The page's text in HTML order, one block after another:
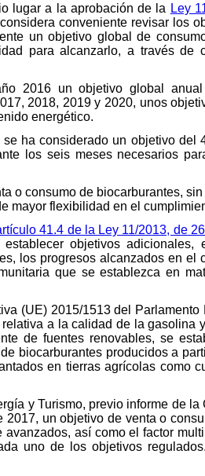
lugar a la aprobación de la Ley
conveniente revisar los
un objetivo global de
para alcanzarlo, a través de
2016 un objetivo global
2018, 2019 y 2020, unos
energético.
ha considerado un objetivo del
los seis meses necesarios
o consumo de biocarburantes,
mayor flexibilidad en el
41.4 de la Ley 11/2013, de
objetivos
los progresos alcanzados en el
que se establezca en
(UE) 2015/1513 del
relativa a la calidad de la gasolina
de fuentes renovables, se
biocarburantes producidos a
en tierras agrícolas como
y Turismo, previo informe de
un objetivo de venta o
así como el factor
uno de los objetivos